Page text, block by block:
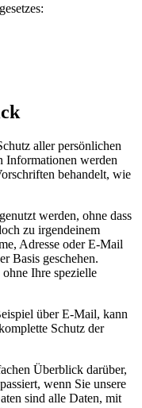
aller persönlichen
Informationen werden
behandelt, wie
werden, ohne dass
zu irgendeinem
Adresse oder E-Mail
Basis geschehen.
Ihre spezielle
über E-Mail, kann
Schutz der
Überblick darüber,
wenn Sie unsere
sind alle Daten, mit